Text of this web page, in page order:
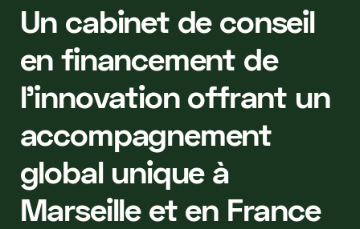
Un cabinet de conseil
en financement de
l'innovation offrant un
accompagnement
global unique à
Marseille et en France